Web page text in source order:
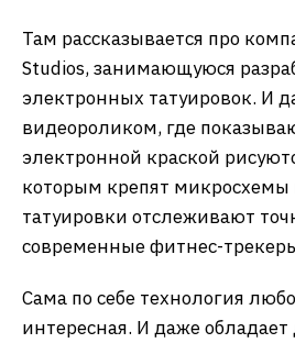
Там рассказывается про
Studios, занимающуюся
электронных татуировок. И
видеороликом, где
электронной краской
которым крепят микросхемы
татуировки отслеживают
современные фитнес-
Сама по себе технология
интересная. И даже